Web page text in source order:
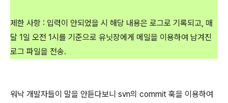
제한 사항 : 입력이 안되었을 시 해당 내용은 로그로 기록되고, 매
달 1일 오전 1시를 기준으로 유닛장에게 메일을 이용하여 남겨진
로그 파일을 전송.
워낙 개발자들이 말을 안듣다보니 svn의 commit 훅을 이용하여